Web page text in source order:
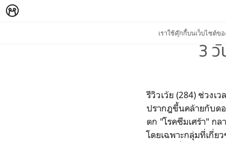
เราใช้คุ๊กกี้บนเว็บไซต์ข
3
รีวิวเว้ย (284) ช่วงเ
ปรากฎขึ้นคล้ายกับดอ
ตก "โรคซึมเศร้า" ก
โดยเฉพาะกลุ่มที่เกี่ย